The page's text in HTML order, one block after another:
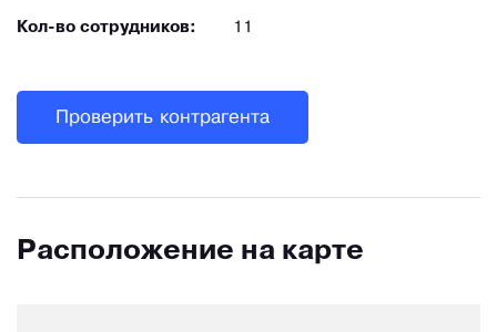
Кол-во сотрудников: 11
Проверить контрагента
Расположение на карте